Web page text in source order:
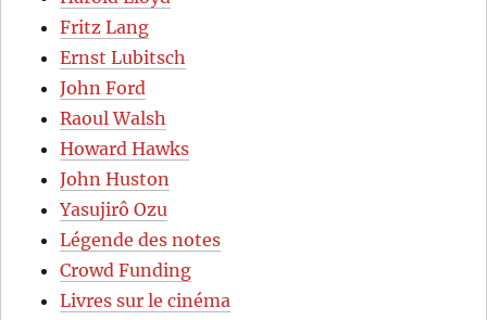
Fritz Lang
Ernst Lubitsch
John Ford
Raoul Walsh
Howard Hawks
John Huston
Yasujirô Ozu
Légende des notes
Crowd Funding
Livres sur le cinéma